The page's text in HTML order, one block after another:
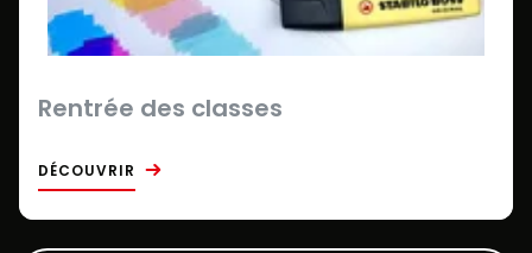
Rentrée des classes
DÉCOUVRIR